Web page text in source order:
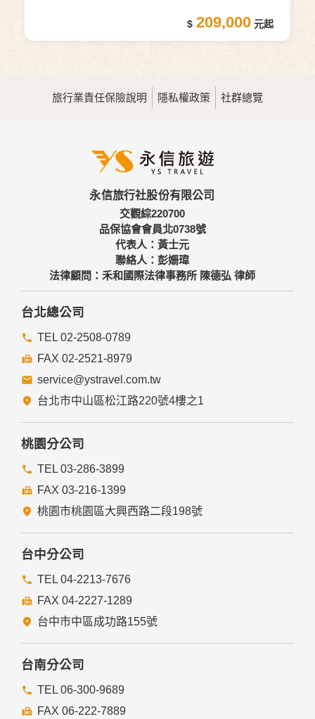
209,000
旅行業責任保險說明 隱私權政策 社群總覽
永信旅行社股份有限公司
交觀綜220700
品保協會會員北0738號
代表人：黃士元
聯絡人：彭姍瑋
法律顧問：禾和國際法律事務所 陳德弘 律師
台北總公司
TEL 02-2508-0789
FAX 02-2521-8979
service@ystravel.com.tw
台北市中山區松江路220號4樓之1
桃園分公司
TEL 03-286-3899
FAX 03-216-1399
桃園市桃園區大興西路二段198號
台中分公司
TEL 04-2213-7676
FAX 04-2227-1289
台中市中區成功路155號
台南分公司
TEL 06-300-9689
FAX 06-222-7889